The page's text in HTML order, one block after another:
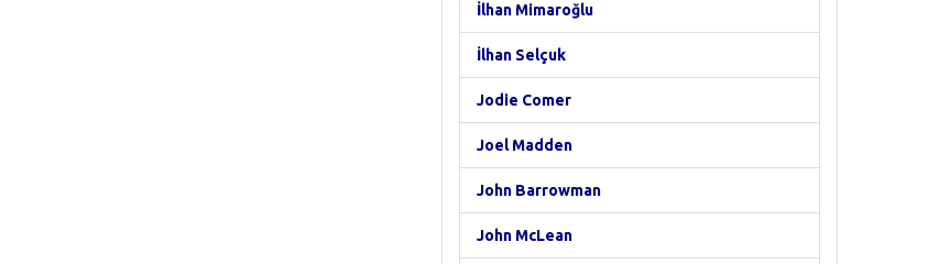
İlhan Mimaroğlu
İlhan Selçuk
Jodie Comer
Joel Madden
John Barrowman
John McLean